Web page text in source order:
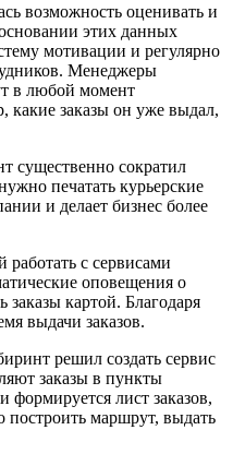
возможность оценивать и
этих данных
мотивации и регулярно
Менеджеры
в любой момент
какие заказы он уже выдал,
существенно сократил
печатать курьерские
и делает бизнес более
работать с сервисами
оповещения о
заказы картой. Благодаря
выдачи заказов.
решил создать сервис
заказы в пункты
формируется лист заказов,
маршрут, выдать